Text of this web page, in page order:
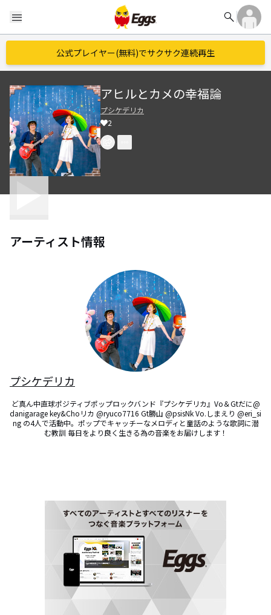
menu search
公式プレイヤー(無料)でサクサク連続再生
アヒルとカメの幸福論
プシケデリカ
2
アーティスト情報
プシケデリカ
ど真ん中直球ポジティブポップロックバンド『プシケデリカ』Vo＆Gtだに@
danigarage key&Choリカ @ryuco7716 Gt勝山 @psisNk Vo.しまえり @eri_si
ng の4人で活動中。ポップでキャッチーなメロディと童話のような歌詞に潜
む教訓 毎日をより良く生きる為の音楽をお届けします！